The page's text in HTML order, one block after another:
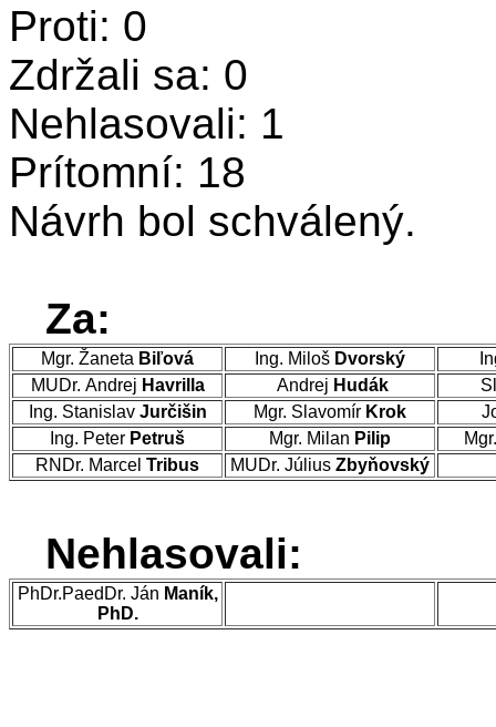
Proti: 0
Zdržali sa: 0
Nehlasovali: 1
Prítomní: 18
Návrh bol schválený.
Za:
Mgr. Žaneta Biľová Ing. Miloš Dvorský
MUDr. Andrej Havrilla Andrej Hudák
Ing. Stanislav Jurčišin Mgr. Slavomír Krok
Ing. Peter Petruš Mgr. Milan Pilip
RNDr. Marcel Tribus MUDr. Július Zbyňovský
Nehlasovali:
PhDr.PaedDr. Ján Maník,
PhD.